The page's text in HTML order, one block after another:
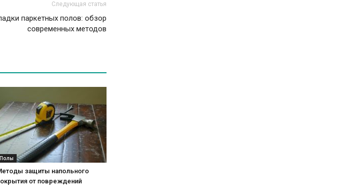
Следующая статья
паркетных полов: обзор
современных методов
Полы
защиты напольного
от повреждений